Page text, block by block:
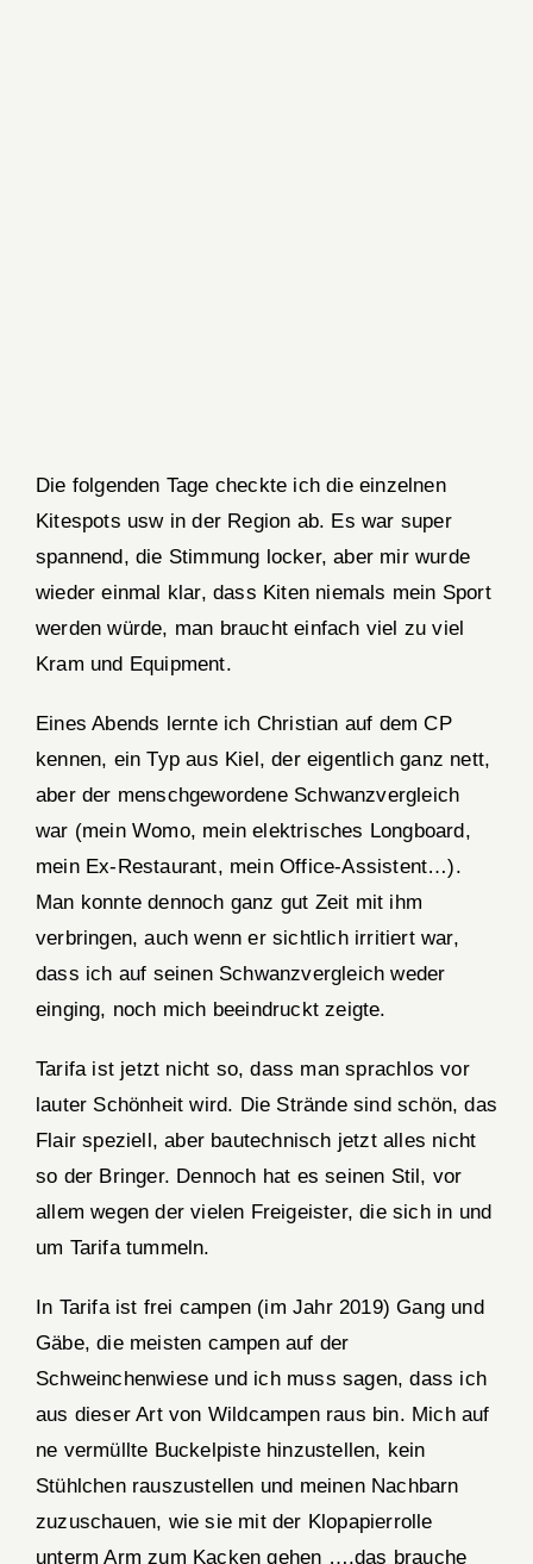
Die folgenden Tage checkte ich die einzelnen
Kitespots usw in der Region ab. Es war super
spannend, die Stimmung locker, aber mir wurde
wieder einmal klar, dass Kiten niemals mein Sport
werden würde, man braucht einfach viel zu viel
Kram und Equipment.
Eines Abends lernte ich Christian auf dem CP
kennen, ein Typ aus Kiel, der eigentlich ganz nett,
aber der menschgewordene Schwanzvergleich
war (mein Womo, mein elektrisches Longboard,
mein Ex-Restaurant, mein Office-Assistent…).
Man konnte dennoch ganz gut Zeit mit ihm
verbringen, auch wenn er sichtlich irritiert war,
dass ich auf seinen Schwanzvergleich weder
einging, noch mich beeindruckt zeigte.
Tarifa ist jetzt nicht so, dass man sprachlos vor
lauter Schönheit wird. Die Strände sind schön, das
Flair speziell, aber bautechnisch jetzt alles nicht
so der Bringer. Dennoch hat es seinen Stil, vor
allem wegen der vielen Freigeister, die sich in und
um Tarifa tummeln.
In Tarifa ist frei campen (im Jahr 2019) Gang und
Gäbe, die meisten campen auf der
Schweinchenwiese und ich muss sagen, dass ich
aus dieser Art von Wildcampen raus bin. Mich auf
ne vermüllte Buckelpiste hinzustellen, kein
Stühlchen rauszustellen und meinen Nachbarn
zuzuschauen, wie sie mit der Klopapierrolle
unterm Arm zum Kacken gehen ….das brauche